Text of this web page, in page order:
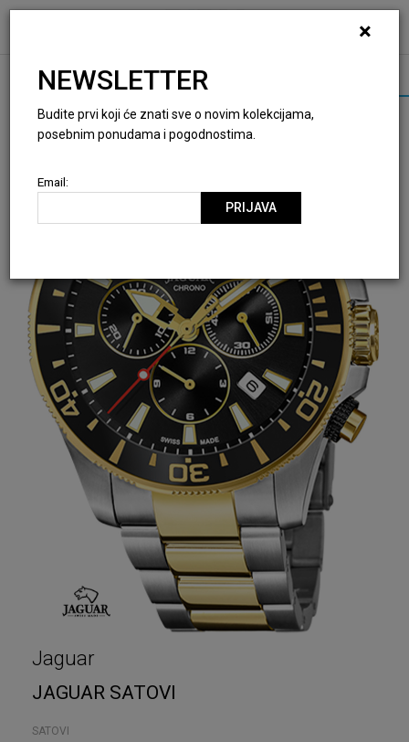
Jaguar
JAGUAR SATOVI
SATOVI
×
NEWSLETTER
Budite prvi koji će znati sve o novim kolekcijama,
posebnim ponudama i pogodnostima.
Email:
PRIJAVA